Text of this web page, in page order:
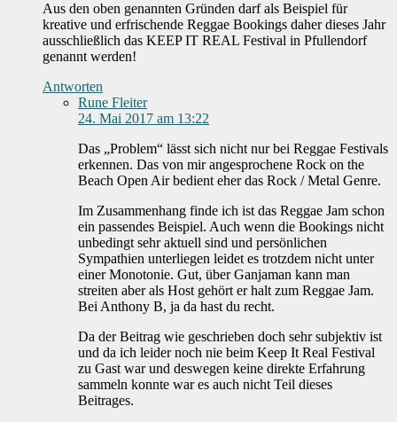
Aus den oben genannten Gründen darf als Beispiel für
kreative und erfrischende Reggae Bookings daher dieses Jahr
ausschließlich das KEEP IT REAL Festival in Pfullendorf
genannt werden!
Antworten
Rune Fleiter
24. Mai 2017 am 13:22
Das „Problem“ lässt sich nicht nur bei Reggae Festivals
erkennen. Das von mir angesprochene Rock on the
Beach Open Air bedient eher das Rock / Metal Genre.
Im Zusammenhang finde ich ist das Reggae Jam schon
ein passendes Beispiel. Auch wenn die Bookings nicht
unbedingt sehr aktuell sind und persönlichen
Sympathien unterliegen leidet es trotzdem nicht unter
einer Monotonie. Gut, über Ganjaman kann man
streiten aber als Host gehört er halt zum Reggae Jam.
Bei Anthony B, ja da hast du recht.
Da der Beitrag wie geschrieben doch sehr subjektiv ist
und da ich leider noch nie beim Keep It Real Festival
zu Gast war und deswegen keine direkte Erfahrung
sammeln konnte war es auch nicht Teil dieses
Beitrages.